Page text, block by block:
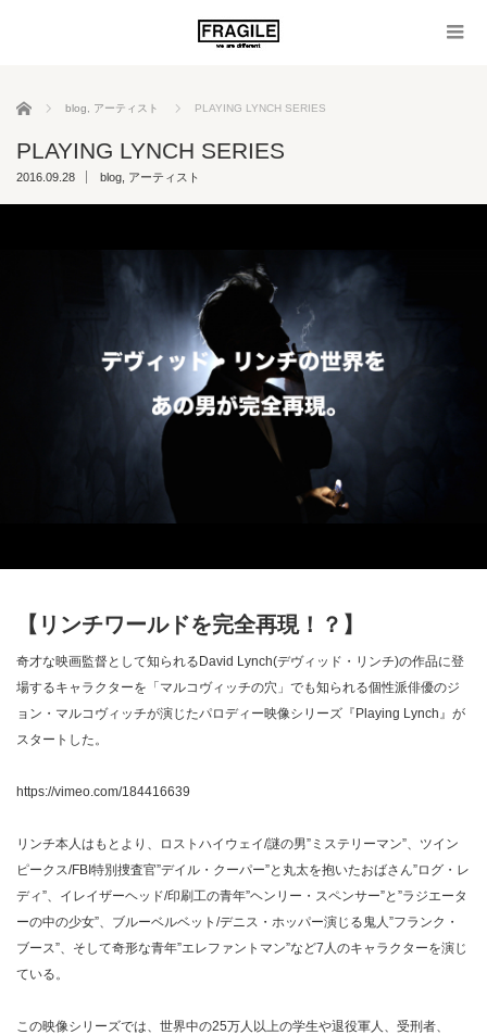
ホーム blog アーティスト PLAYING LYNCH SERIES
PLAYING LYNCH SERIES
2016.09.28 blog アーティスト
【リンチワールドを完全再現！？】
奇才な映画監督として知られるDavid Lynch(デヴィッド・リンチ)の作品に登
場するキャラクターを「マルコヴィッチの穴」でも知られる個性派俳優のジ
ョン・マルコヴィッチが演じたパロディー映像シリーズ『Playing Lynch』が
スタートした。
https://vimeo.com/184416639
リンチ本人はもとより、ロストハイウェイ/謎の男”ミステリーマン”、ツイン
ピークス/FBI特別捜査官”デイル・クーパー”と丸太を抱いたおばさん”ログ・レ
ディ”、イレイザーヘッド/印刷工の青年”ヘンリー・スペンサー”と”ラジエータ
ーの中の少女”、ブルーベルベット/デニス・ホッパー演じる鬼人”フランク・
ブース”、そして奇形な青年”エレファントマン”など7人のキャラクターを演じ
ている。
この映像シリーズでは、世界中の25万人以上の学生や退役軍人、受刑者、